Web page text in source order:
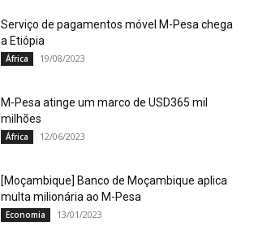
Serviço de pagamentos móvel M-Pesa chega
a Etiópia
África 19/08/2023
M-Pesa atinge um marco de USD365 mil
milhões
África 12/06/2023
[Moçambique] Banco de Moçambique aplica
multa milionária ao M-Pesa
Economia 13/01/2023